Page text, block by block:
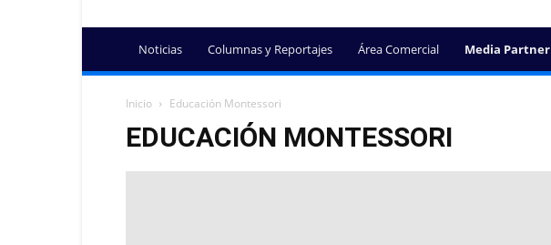
Noticias Columnas y Reportajes Área Comercial Media Partner
Inicio Educación Montessori
EDUCACIÓN MONTESSORI